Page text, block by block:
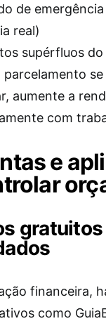
de
real)
supérfluos do
parcelamento
aumente a
com
e
gratuitos
financeira,
como